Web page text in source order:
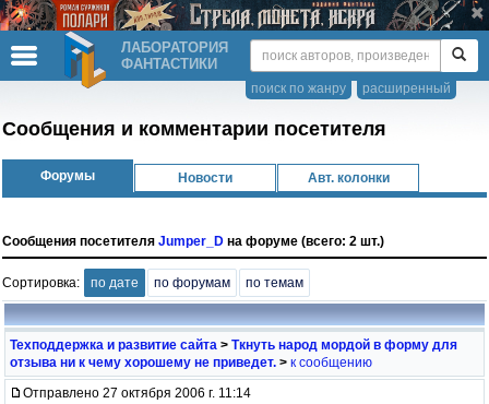
ЛАБОРАТОРИЯ
ФАНТАСТИКИ
расширенный
поиск по жанру
Сообщения и комментарии посетителя
Форумы Новости Авт. колонки
Сообщения посетителя Jumper_D на форуме (всего: 2 шт.)
Сортировка: по дате по форумам по темам
Техподдержка и развитие сайта > Ткнуть народ мордой в форму для
отзыва ни к чему хорошему не приведет. > к сообщению
Отправлено 27 октября 2006 г. 11:14